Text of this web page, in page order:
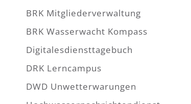
BRK Mitgliederverwaltung
BRK Wasserwacht Kompass
Digitalesdiensttagebuch
DRK Lerncampus
DWD Unwetterwarungen